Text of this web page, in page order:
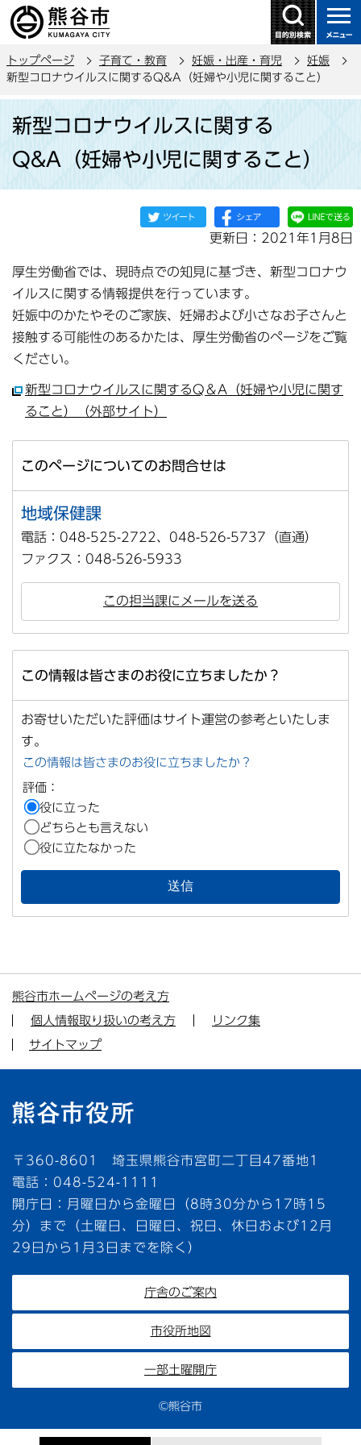
の
ー
す
トップページ 子育て・教育 妊娠・出産・育児
妊娠
新型コロナウイルスに関するQ&A（妊婦や小児に関すること）
か
新型コロナウイルスに関する
Q&A（妊婦や小児に関すること）
更新日：2021年1月8日
厚生労働省では、現時点での知見に基づき、新型コロナウ
イルスに関する情報提供を行っています。
妊娠中のかたやそのご家族、妊婦および小さなお子さんと
接触する可能性のあるかたは、厚生労働省のページをご覧
ください。
新型コロナウイルスに関するQ＆A（妊婦や小児に関す
ること）（外部サイト）
このページについてのお問合せは
地域保健課
電話：048-525-2722、048-526-5737（直通）
ファクス：048-526-5933
この担当課にメールを送る
この情報は皆さまのお役に立ちましたか？
お寄せいただいた評価はサイト運営の参考といたしま
す。
この情報は皆さまのお役に立ちましたか？
評価：
役に立った
どちらとも言えない
役に立たなかった
熊谷市ホームページの考え方
個人情報取り扱いの考え方
リンク集
サイトマップ
〒360-8601 埼玉県熊谷市宮町二丁目47番地1
電話：048-524-1111
開庁日：月曜日から金曜日（8時30分から17時15
分）まで（土曜日、日曜日、祝日、休日および12月
29日から1月3日までを除く）
庁舎のご案内
市役所地図
一部土曜開庁
©熊谷市